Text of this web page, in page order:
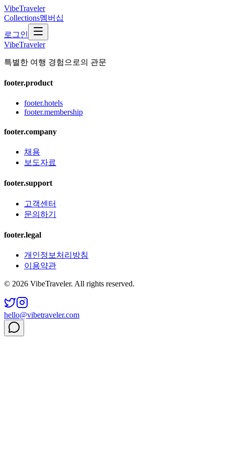
VibeTraveler
Collections멤버십
로그인
VibeTraveler
특별한 여행 경험으로의 관문
footer.product
footer.hotels
footer.membership
footer.company
채용
보도자료
footer.support
고객센터
문의하기
footer.legal
개인정보처리방침
이용약관
© 2026 VibeTraveler. All rights reserved.
hello@vibetraveler.com